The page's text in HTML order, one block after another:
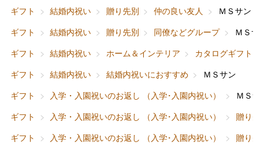
ギフト
結婚内祝い 贈り先別 仲の良い友人
ＭＳサン
ギフト
結婚内祝い 贈り先別 同僚などグループ
ＭＳサ
ギフト
結婚内祝い ホーム＆インテリア
カタログギフト
ギフト
結婚内祝い 結婚内祝いにおすすめ
ＭＳサン
ギフト
入学・入園祝いのお返し （入学･入園内祝い）
ＭＳサ
ギフト
入学・入園祝いのお返し （入学･入園内祝い）
贈り先
ギフト
入学・入園祝いのお返し （入学･入園内祝い）
贈り先